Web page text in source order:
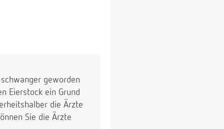
geworden
Eierstock ein Grund
die Ärzte
Sie die Ärzte